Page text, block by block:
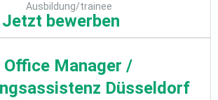
Ausbildung/trainee
Jetzt bewerben
Office Manager /
Düsseldorf